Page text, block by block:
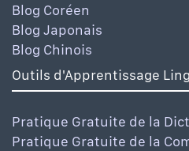
Blog Coréen
Blog Japonais
Blog Chinois
Outils d'Apprentissage
Pratique Gratuite de la
Pratique Gratuite de la